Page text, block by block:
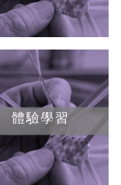
體驗學習